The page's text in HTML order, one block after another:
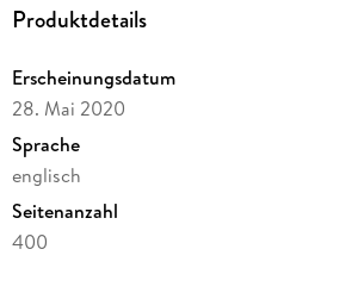
Produktdetails
Erscheinungsdatum
28. Mai 2020
Sprache
englisch
Seitenanzahl
400